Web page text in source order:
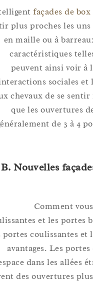
Intelligentfaçades de
sentir plus proches les
en maille ou à
caractéristiques
peuvent ainsi
interactions
aux chevaux de se
que les
généralement de 3
B. Nouvelles
Comment
coulissantes et les
Les portes
avantages. Les
l'espace dans les
offrent des ouvertures